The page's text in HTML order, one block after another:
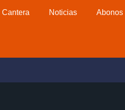
Cantera Noticias Abonos